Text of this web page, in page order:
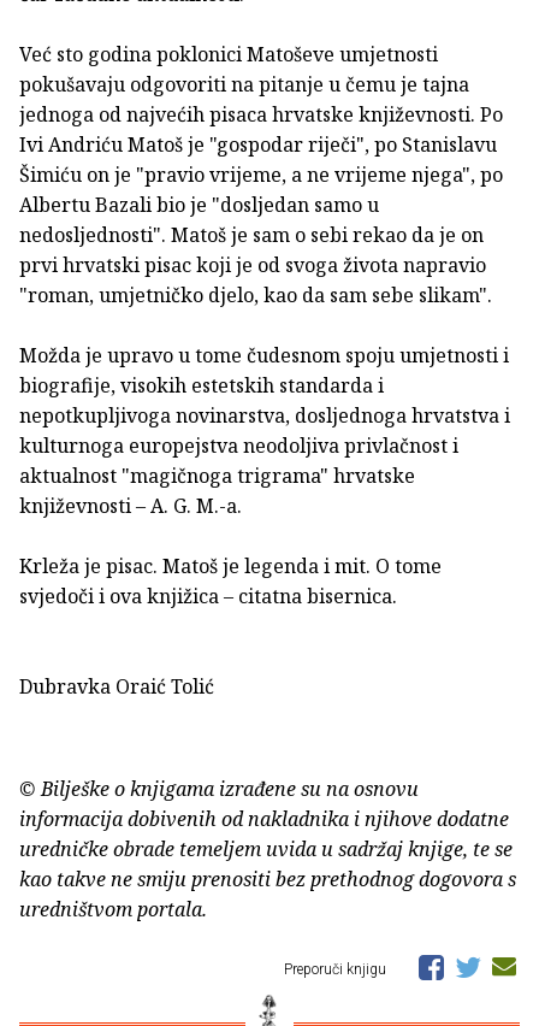
Već sto godina poklonici Matoševe umjetnosti
pokušavaju odgovoriti na pitanje u čemu je tajna
jednoga od najvećih pisaca hrvatske književnosti. Po
Ivi Andriću Matoš je "gospodar riječi", po Stanislavu
Šimiću on je "pravio vrijeme, a ne vrijeme njega", po
Albertu Bazali bio je "dosljedan samo u
nedosljednosti". Matoš je sam o sebi rekao da je on
prvi hrvatski pisac koji je od svoga života napravio
"roman, umjetničko djelo, kao da sam sebe slikam".
Možda je upravo u tome čudesnom spoju umjetnosti i
biografije, visokih estetskih standarda i
nepotkupljivoga novinarstva, dosljednoga hrvatstva i
kulturnoga europejstva neodoljiva privlačnost i
aktualnost "magičnoga trigrama" hrvatske
književnosti – A. G. M.-a.
Krleža je pisac. Matoš je legenda i mit. O tome
svjedoči i ova knjižica – citatna bisernica.
Dubravka Oraić Tolić
© Bilješke o knjigama izrađene su na osnovu
informacija dobivenih od nakladnika i njihove dodatne
uredničke obrade temeljem uvida u sadržaj knjige, te se
kao takve ne smiju prenositi bez prethodnog dogovora s
uredništvom portala.
Preporuči knjigu